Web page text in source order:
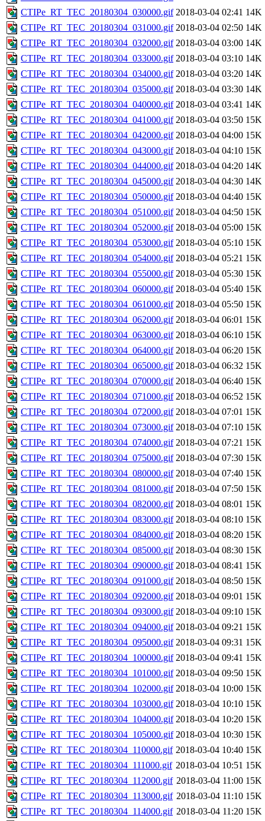
CTIPe_RT_TEC_20180304_030000.gif 2018-03-04 02:41 14K
CTIPe_RT_TEC_20180304_031000.gif 2018-03-04 02:50 14K
CTIPe_RT_TEC_20180304_032000.gif 2018-03-04 03:00 14K
CTIPe_RT_TEC_20180304_033000.gif 2018-03-04 03:10 14K
CTIPe_RT_TEC_20180304_034000.gif 2018-03-04 03:20 14K
CTIPe_RT_TEC_20180304_035000.gif 2018-03-04 03:30 14K
CTIPe_RT_TEC_20180304_040000.gif 2018-03-04 03:41 14K
CTIPe_RT_TEC_20180304_041000.gif 2018-03-04 03:50 15K
CTIPe_RT_TEC_20180304_042000.gif 2018-03-04 04:00 15K
CTIPe_RT_TEC_20180304_043000.gif 2018-03-04 04:10 15K
CTIPe_RT_TEC_20180304_044000.gif 2018-03-04 04:20 14K
CTIPe_RT_TEC_20180304_045000.gif 2018-03-04 04:30 14K
CTIPe_RT_TEC_20180304_050000.gif 2018-03-04 04:40 15K
CTIPe_RT_TEC_20180304_051000.gif 2018-03-04 04:50 15K
CTIPe_RT_TEC_20180304_052000.gif 2018-03-04 05:00 15K
CTIPe_RT_TEC_20180304_053000.gif 2018-03-04 05:10 15K
CTIPe_RT_TEC_20180304_054000.gif 2018-03-04 05:21 15K
CTIPe_RT_TEC_20180304_055000.gif 2018-03-04 05:30 15K
CTIPe_RT_TEC_20180304_060000.gif 2018-03-04 05:40 15K
CTIPe_RT_TEC_20180304_061000.gif 2018-03-04 05:50 15K
CTIPe_RT_TEC_20180304_062000.gif 2018-03-04 06:01 15K
CTIPe_RT_TEC_20180304_063000.gif 2018-03-04 06:10 15K
CTIPe_RT_TEC_20180304_064000.gif 2018-03-04 06:20 15K
CTIPe_RT_TEC_20180304_065000.gif 2018-03-04 06:32 15K
CTIPe_RT_TEC_20180304_070000.gif 2018-03-04 06:40 15K
CTIPe_RT_TEC_20180304_071000.gif 2018-03-04 06:52 15K
CTIPe_RT_TEC_20180304_072000.gif 2018-03-04 07:01 15K
CTIPe_RT_TEC_20180304_073000.gif 2018-03-04 07:10 15K
CTIPe_RT_TEC_20180304_074000.gif 2018-03-04 07:21 15K
CTIPe_RT_TEC_20180304_075000.gif 2018-03-04 07:30 15K
CTIPe_RT_TEC_20180304_080000.gif 2018-03-04 07:40 15K
CTIPe_RT_TEC_20180304_081000.gif 2018-03-04 07:50 15K
CTIPe_RT_TEC_20180304_082000.gif 2018-03-04 08:01 15K
CTIPe_RT_TEC_20180304_083000.gif 2018-03-04 08:10 15K
CTIPe_RT_TEC_20180304_084000.gif 2018-03-04 08:20 15K
CTIPe_RT_TEC_20180304_085000.gif 2018-03-04 08:30 15K
CTIPe_RT_TEC_20180304_090000.gif 2018-03-04 08:41 15K
CTIPe_RT_TEC_20180304_091000.gif 2018-03-04 08:50 15K
CTIPe_RT_TEC_20180304_092000.gif 2018-03-04 09:01 15K
CTIPe_RT_TEC_20180304_093000.gif 2018-03-04 09:10 15K
CTIPe_RT_TEC_20180304_094000.gif 2018-03-04 09:21 15K
CTIPe_RT_TEC_20180304_095000.gif 2018-03-04 09:31 15K
CTIPe_RT_TEC_20180304_100000.gif 2018-03-04 09:41 15K
CTIPe_RT_TEC_20180304_101000.gif 2018-03-04 09:50 15K
CTIPe_RT_TEC_20180304_102000.gif 2018-03-04 10:00 15K
CTIPe_RT_TEC_20180304_103000.gif 2018-03-04 10:10 15K
CTIPe_RT_TEC_20180304_104000.gif 2018-03-04 10:20 15K
CTIPe_RT_TEC_20180304_105000.gif 2018-03-04 10:30 15K
CTIPe_RT_TEC_20180304_110000.gif 2018-03-04 10:40 15K
CTIPe_RT_TEC_20180304_111000.gif 2018-03-04 10:51 15K
CTIPe_RT_TEC_20180304_112000.gif 2018-03-04 11:00 15K
CTIPe_RT_TEC_20180304_113000.gif 2018-03-04 11:10 15K
CTIPe_RT_TEC_20180304_114000.gif 2018-03-04 11:20 15K